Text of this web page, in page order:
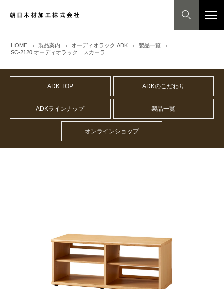
HOME 製品案内 オーディオラック ADK
製品一覧
SC-2120 オーディオラック スカーラ
ADK TOP ADKのこだわり
ADKラインナップ 製品一覧
オンラインショップ